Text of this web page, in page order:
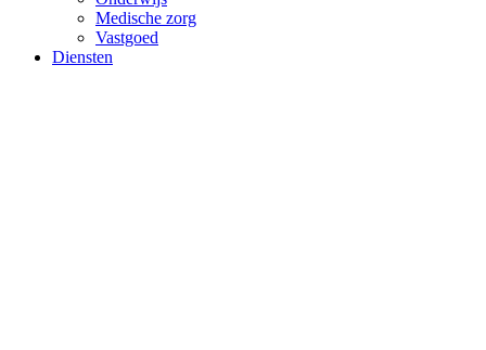
Medische zorg
Vastgoed
Diensten